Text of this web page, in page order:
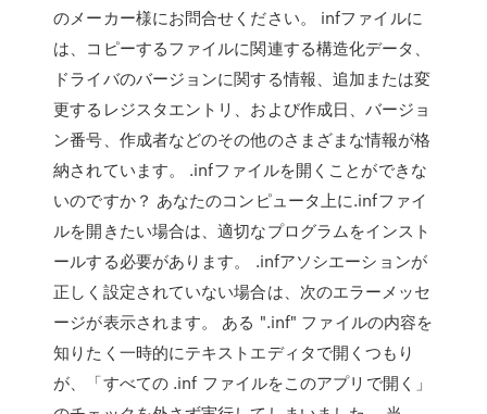
のメーカー様にお問合せください。 infファイルに
は、コピーするファイルに関連する構造化データ、
ドライバのバージョンに関する情報、追加または変
更するレジスタエントリ、および作成日、バージョ
ン番号、作成者などのその他のさまざまな情報が格
納されています。 .infファイルを開くことができな
いのですか？ あなたのコンピュータ上に.infファイ
ルを開きたい場合は、適切なプログラムをインスト
ールする必要があります。 .infアソシエーションが
正しく設定されていない場合は、次のエラーメッセ
ージが表示されます。 ある ".inf" ファイルの内容を
知りたく一時的にテキストエディタで開くつもり
が、「すべての .inf ファイルをこのアプリで開く」